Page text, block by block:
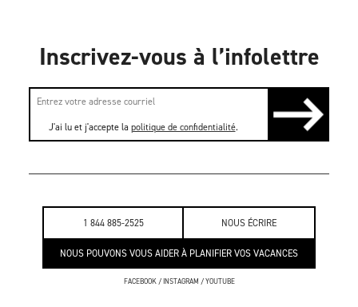
1 844 885-2525 NOUS ÉCRIRE
NOUS POUVONS VOUS AIDER À PLANIFIER VOS VACANCES
FACEBOOK/INSTAGRAM /YOUTUBE
Inscrivez-vous à l’infolettre
J'ai lu et j'accepte la politique de confidentialité.